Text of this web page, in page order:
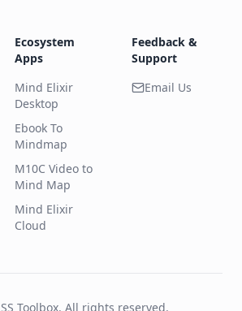
Ecosystem
Apps
Mind Elixir
Desktop
Ebook To
Mindmap
M10C Video to
Mind Map
Mind Elixir
Cloud
Feedback &
Support
Email Us
SS Toolbox. All rights reserved.